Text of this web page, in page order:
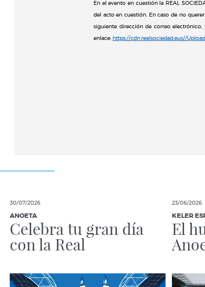
En el evento en cuestión la REAL
del acto en cuestión. En caso de no
siguiente dirección de correo
enlace: https://cdn.realsociedad.eus//
30/07/2026
ANOETA
Celebra tu gran día
con la Real
23/06/2026
KELER
El